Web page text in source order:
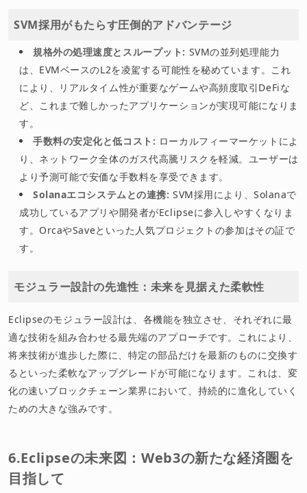
SVM採用がもたらす圧倒的アドバンテージ
規格外の処理速度とスループット: SVMの並列処理能力
は、EVMベースのL2を凌駕する可能性を秘めています。これ
により、リアルタイム性が重要なゲームや高頻度取引DeFiな
ど、これまで難しかったアプリケーションが実現可能になりま
す。
手数料の安定化と低コスト: ローカルフィーマーケットによ
り、ネットワーク全体のガス代高騰リスクを軽減。ユーザーは
より予測可能で安価な手数料を享受できます。
Solanaエコシステムとの連携: SVM採用により、Solanaで
成功しているアプリや開発者がEclipseに参入しやすくなりま
す。OrcaやSaveといった人気プロジェクトの参加はその証で
す。
モジュラー設計の先進性：未来を見据えた柔軟性
Eclipseのモジュラー設計は、各機能を独立させ、それぞれに最
適な技術を組み合わせる最先端のアプローチです。これにより、
将来技術が進歩した際に、特定の部品だけを最新のものに交換す
るといった柔軟なアップグレードが可能になります。これは、変
化の速いブロックチェーン業界において、持続的に進化していく
ための大きな強みです。
6.Eclipseの未来図：Web3の新たな経済圏を
目指して